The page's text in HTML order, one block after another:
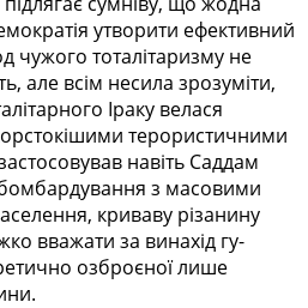
утворити ефективний
чужого тоталітаризму не
але всім несила зрозуміти,
Іраку велася
терористичними
навіть Саддам
з масовими
криваву різанину
вважати за винахід гу­
озброєної лише